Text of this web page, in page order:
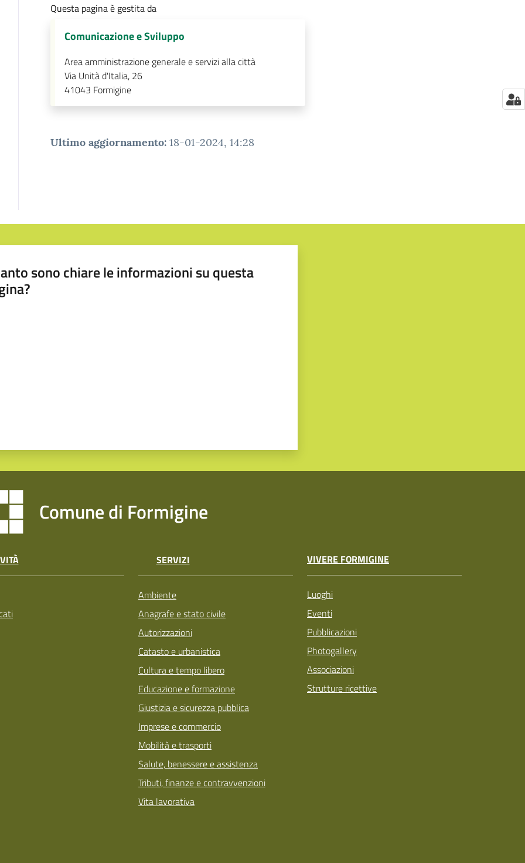
Questa pagina è gestita da
Comunicazione e Sviluppo
Area amministrazione generale e servizi alla città
Via Unità d'Italia, 26
41043 Formigine
Ultimo aggiornamento: 18-01-2024, 14:28
sono chiare le informazioni su questa
Comune di Formigine
SERVIZI
Ambiente
Anagrafe e stato civile
Autorizzazioni
Catasto e urbanistica
Cultura e tempo libero
Educazione e formazione
Giustizia e sicurezza pubblica
Imprese e commercio
Mobilità e trasporti
Salute, benessere e assistenza
Tributi, finanze e contravvenzioni
Vita lavorativa
VIVERE FORMIGINE
Luoghi
Eventi
Pubblicazioni
Photogallery
Associazioni
Strutture ricettive